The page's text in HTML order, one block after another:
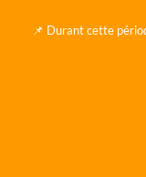
📌 Durant cette